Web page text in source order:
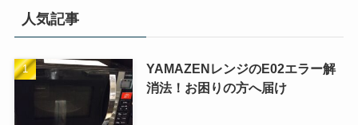
人気記事
YAMAZENレンジのE02エラー解
消法！お困りの方へ届け